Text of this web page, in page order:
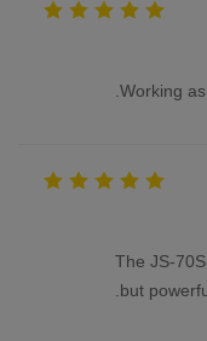
Working
The JS-
but